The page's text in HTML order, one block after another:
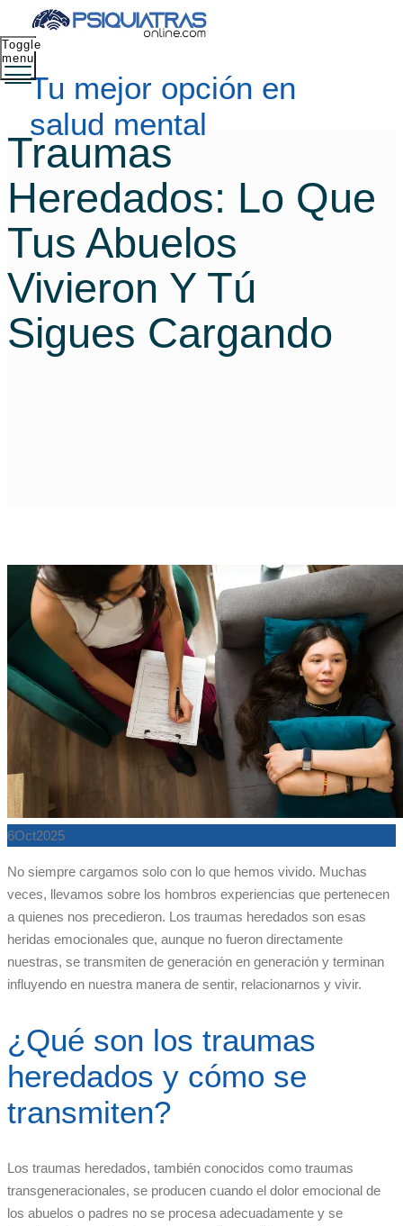
Tu mejor opción en
salud mental
Toggle
menu
Traumas
Heredados: Lo Que
Tus Abuelos
Vivieron Y Tú
Sigues Cargando
6Oct2025
No siempre cargamos solo con lo que hemos vivido. Muchas
veces, llevamos sobre los hombros experiencias que pertenecen
a quienes nos precedieron. Los traumas heredados son esas
heridas emocionales que, aunque no fueron directamente
nuestras, se transmiten de generación en generación y terminan
influyendo en nuestra manera de sentir, relacionarnos y vivir.
¿Qué son los traumas
heredados y cómo se
transmiten?
Los traumas heredados, también conocidos como traumas
transgeneracionales, se producen cuando el dolor emocional de
los abuelos o padres no se procesa adecuadamente y se